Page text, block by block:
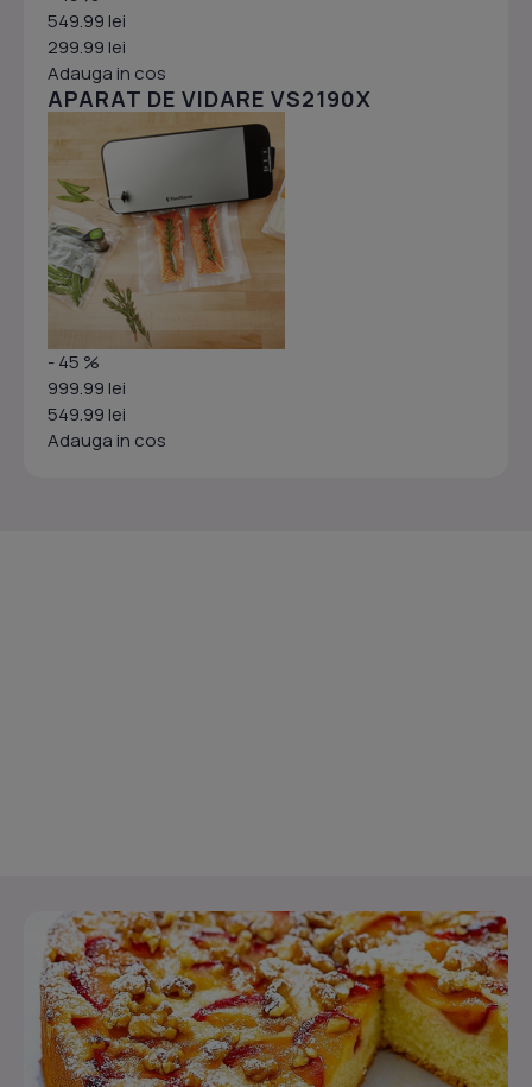
549.99 lei
299.99 lei
Adauga in cos
APARAT DE VIDARE VS2190X
- 45 %
999.99 lei
549.99 lei
Adauga in cos